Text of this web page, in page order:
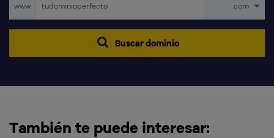
www. .com
Buscar dominio
También te puede interesar: